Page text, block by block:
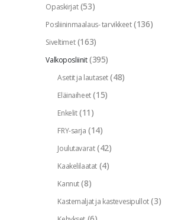
Opaskirjat (53)
Posliininmaalaus- tarvikkeet (136)
Siveltimet (163)
Valkoposliinit (395)
Asetit ja lautaset (48)
Eläinaiheet (15)
Enkelit (11)
FRY-sarja (14)
Joulutavarat (42)
Kaakelilaatat (4)
Kannut (8)
Kastemaljat ja kastevesipullot (3)